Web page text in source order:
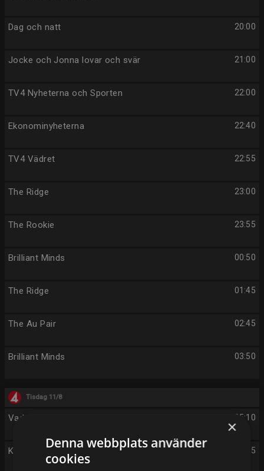
20:00
Dag och natt
21:00
Jocke och Jonna lovar och svär
22:00
TV4 Nyheterna och Sporten
22:40
Ekonominyheterna
22:55
TV4 Vädret
23:00
The Ridge
23:55
The Rookie
00:50
Brilliant Minds
01:45
The Ridge
02:45
The Au Pair
03:50
Brilliant Minds
Tisdag 11/8
05:10
Vad blir det för mat
05:35
Kökets middagstips
×
Denna webbplats använder
cookies